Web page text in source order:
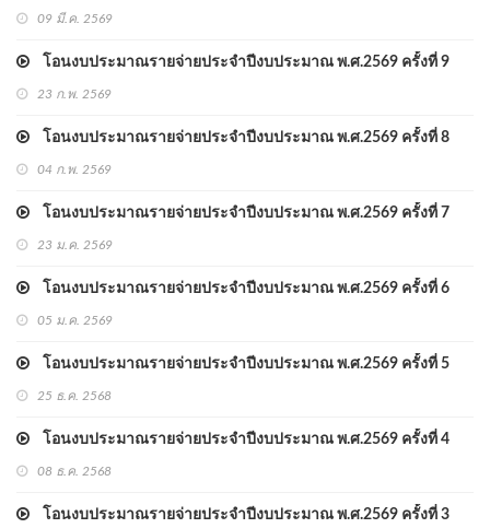
09 มี.ค. 2569
โอนงบประมาณรายจ่ายประจำปีงบประมาณ พ.ศ.2569 ครั้งที่ 9
23 ก.พ. 2569
โอนงบประมาณรายจ่ายประจำปีงบประมาณ พ.ศ.2569 ครั้งที่ 8
04 ก.พ. 2569
โอนงบประมาณรายจ่ายประจำปีงบประมาณ พ.ศ.2569 ครั้งที่ 7
23 ม.ค. 2569
โอนงบประมาณรายจ่ายประจำปีงบประมาณ พ.ศ.2569 ครั้งที่ 6
05 ม.ค. 2569
โอนงบประมาณรายจ่ายประจำปีงบประมาณ พ.ศ.2569 ครั้งที่ 5
25 ธ.ค. 2568
โอนงบประมาณรายจ่ายประจำปีงบประมาณ พ.ศ.2569 ครั้งที่ 4
08 ธ.ค. 2568
โอนงบประมาณรายจ่ายประจำปีงบประมาณ พ.ศ.2569 ครั้งที่ 3